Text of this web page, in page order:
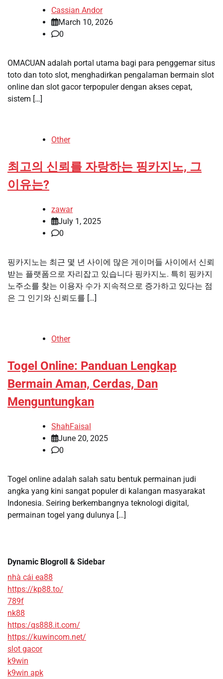
Cassian Andor
March 10, 2026
0
OMACUAN adalah portal utama bagi para penggemar situs
toto dan toto slot, menghadirkan pengalaman bermain slot
online dan slot gacor terpopuler dengan akses cepat,
sistem […]
Other
최고의 신뢰를 자랑하는 핑카지노, 그
이유는?
zawar
July 1, 2025
0
핑카지노는 최근 몇 년 사이에 많은 게이머들 사이에서 신뢰
받는 플랫폼으로 자리잡고 있습니다 핑카지노. 특히 핑카지
노주소를 찾는 이용자 수가 지속적으로 증가하고 있다는 점
은 그 인기와 신뢰도를 […]
Other
Togel Online: Panduan Lengkap
Bermain Aman, Cerdas, Dan
Menguntungkan
ShahFaisal
June 20, 2025
0
Togel online adalah salah satu bentuk permainan judi
angka yang kini sangat populer di kalangan masyarakat
Indonesia. Seiring berkembangnya teknologi digital,
permainan togel yang dulunya […]
Dynamic Blogroll & Sidebar
nhà cái ea88
https://kp88.to/
789f
nk88
https:/qs888.it.com/
https://kuwincom.net/
slot gacor
k9win
k9win apk